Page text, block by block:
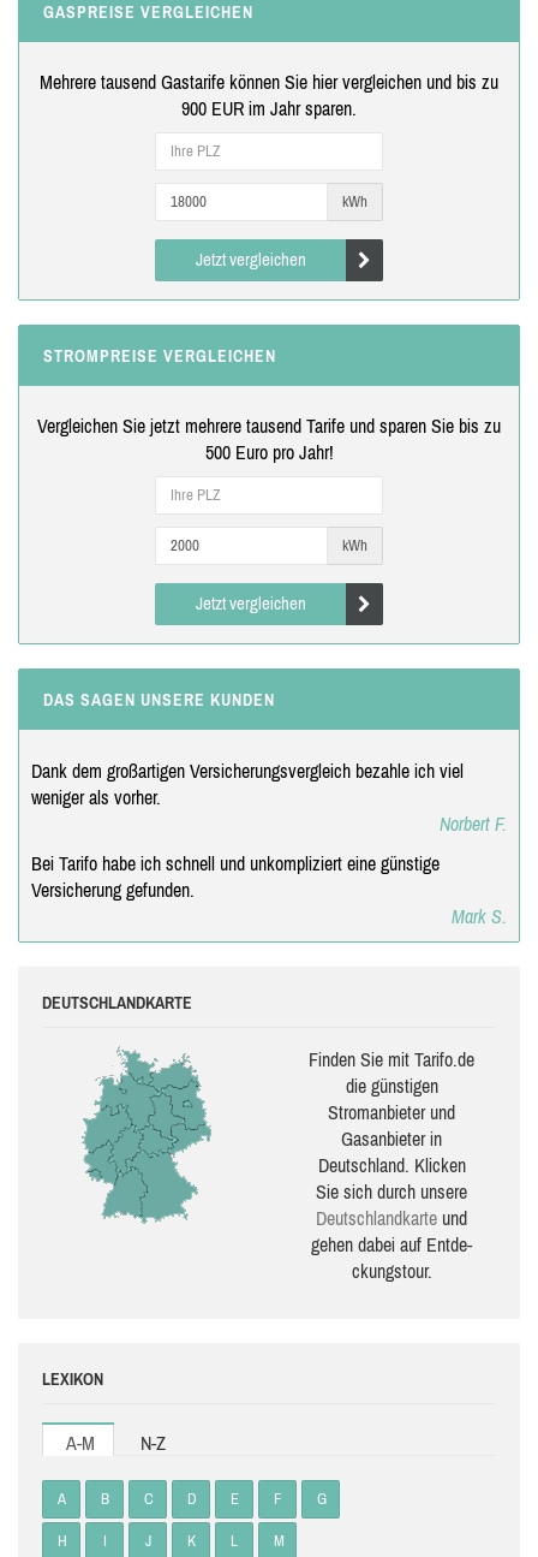
GASPREISE VERGLEICHEN
Mehrere tausend Gastarife können Sie hier vergleichen und bis zu
900 EUR im Jahr sparen.
kWh
Jetzt vergleichen
STROMPREISE VERGLEICHEN
Vergleichen Sie jetzt mehrere tausend Tarife und sparen Sie bis zu
500 Euro pro Jahr!
kWh
Jetzt vergleichen
DAS SAGEN UNSERE KUNDEN
Dank dem großartigen Versicherungsvergleich bezahle ich viel
weniger als vorher.
Norbert F.
Bei Tarifo habe ich schnell und unkompliziert eine günstige
Versicherung gefunden.
Mark S.
DEUTSCHLANDKARTE
Finden Sie mit Tarifo.de
die güns­ti­gen
Stromanbieter und
Gasanbieter in
Deutschland. Klicken
Sie sich durch unsere
Deutsch­land­karte und
gehen dabei auf Ent­de­
ckungs­tour.
LEXIKON
A-M N-Z
A B C D E F G
H I J K L M